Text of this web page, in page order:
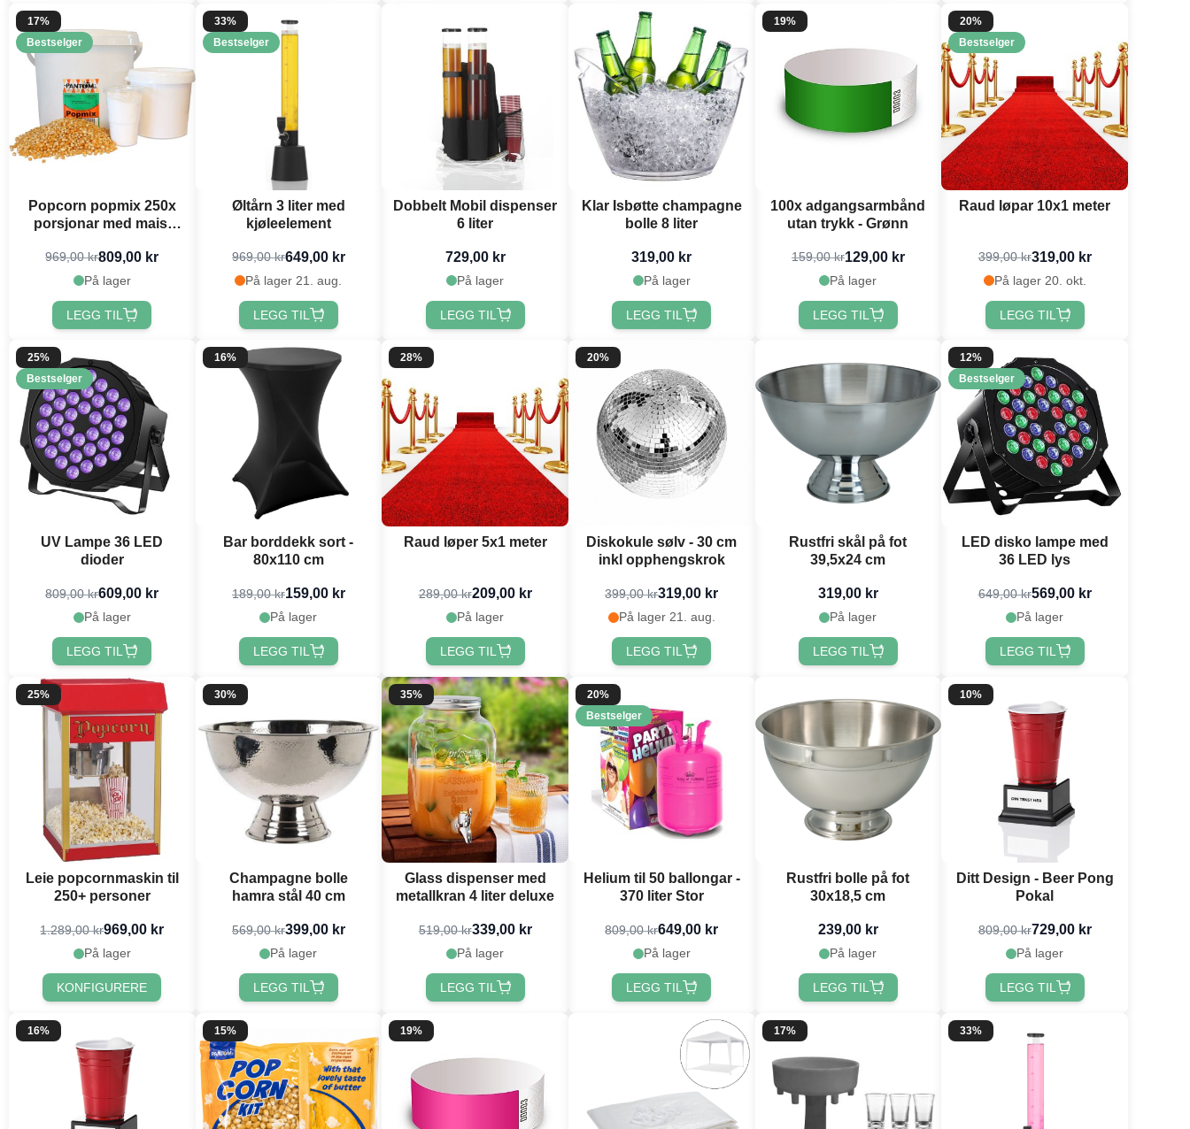
17%
Bestselger
Popcorn popmix 250x
porsjonar med mais,
969,00 kr809,00 kr
På lager
LEGG TIL
33%
Bestselger
Øltårn 3 liter med
kjøleelement
969,00 kr649,00 kr
På lager 21. aug.
LEGG TIL
Dobbelt Mobil dispenser
6 liter
729,00 kr
På lager
LEGG TIL
Klar Isbøtte champagne
bolle 8 liter
319,00 kr
På lager
LEGG TIL
19%
100x adgangsarmbånd
utan trykk - Grønn
159,00 kr129,00 kr
På lager
LEGG TIL
20%
Bestselger
Raud løpar 10x1 meter
399,00 kr319,00 kr
På lager 20. okt.
LEGG TIL
25%
Bestselger
UV Lampe 36 LED
dioder
809,00 kr609,00 kr
På lager
LEGG TIL
16%
Bar borddekk sort -
80x110 cm
189,00 kr159,00 kr
På lager
LEGG TIL
28%
Raud løper 5x1 meter
289,00 kr209,00 kr
På lager
LEGG TIL
20%
Diskokule sølv - 30 cm
inkl opphengskrok
399,00 kr319,00 kr
På lager 21. aug.
LEGG TIL
Rustfri skål på fot
39,5x24 cm
319,00 kr
På lager
LEGG TIL
12%
Bestselger
LED disko lampe med
36 LED lys
649,00 kr569,00 kr
På lager
LEGG TIL
25%
Leie popcornmaskin til
250+ personer
1.289,00 kr969,00 kr
På lager
KONFIGURERE
30%
Champagne bolle
hamra stål 40 cm
569,00 kr399,00 kr
På lager
LEGG TIL
35%
Glass dispenser med
metallkran 4 liter deluxe
519,00 kr339,00 kr
På lager
LEGG TIL
20%
Bestselger
Helium til 50 ballongar -
370 liter Stor
809,00 kr649,00 kr
På lager
LEGG TIL
Rustfri bolle på fot
30x18,5 cm
239,00 kr
På lager
LEGG TIL
10%
Ditt Design - Beer Pong
Pokal
809,00 kr729,00 kr
På lager
LEGG TIL
16% 15% 19% 17% 33%